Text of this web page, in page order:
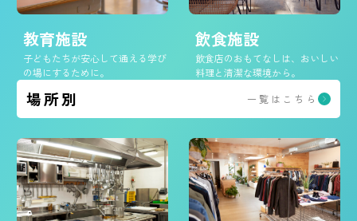
教育施設
子どもたちが安心して通える学び
の場にするために。
飲食施設
飲食店のおもてなしは、おいしい
料理と清潔な環境から。
場所別 一覧はこちら